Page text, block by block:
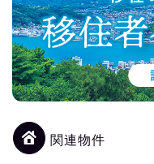
関連物件